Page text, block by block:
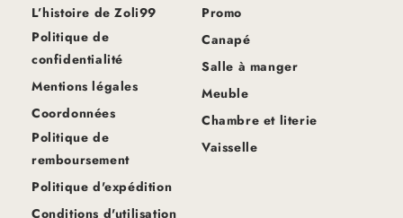
L’histoire de Zoli99
Politique de
confidentialité
Mentions légales
Coordonnées
Politique de
remboursement
Politique d'expédition
Conditions d'utilisation
Promo
Canapé
Salle à manger
Meuble
Chambre et literie
Vaisselle